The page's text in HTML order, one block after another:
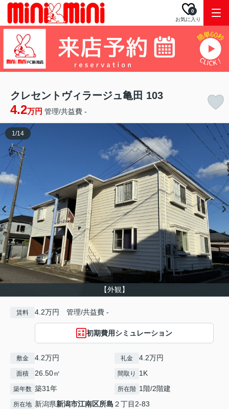
お気に入り
0
クレセントヴィラージュ亀田 103
4.2万円 管理/共益費 -
【外観】
1 /14
賃料 4.2万円 管理/共益費 -
初期費用シミュレーション
敷金 4.2万円 礼金 4.2万円
面積 26.50㎡ 間取り 1K
築年数 築31年 所在階 1階/2階建
所在地 新潟県新潟市江南区所島 ２丁目2-83